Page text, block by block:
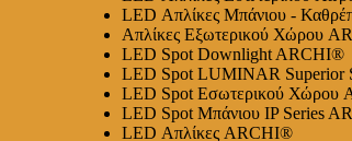
LED Απλίκες Μπάνιου -
Απλίκες Εξωτερικού Χώρου
LED Spot Downlight ARCHI®
LED Spot LUMINAR Superior
LED Spot Εσωτερικού Χώρου
LED Spot Μπάνιου IP Series
LED Απλίκες ARCHI®